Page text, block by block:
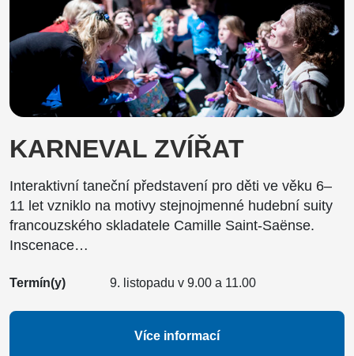
KARNEVAL ZVÍŘAT
Interaktivní taneční představení pro děti ve věku 6–
11 let vzniklo na motivy stejnojmenné hudební suity
francouzského skladatele Camille Saint-Saënse.
Inscenace…
Termín(y) 9. listopadu v 9.00 a 11.00
Více informací